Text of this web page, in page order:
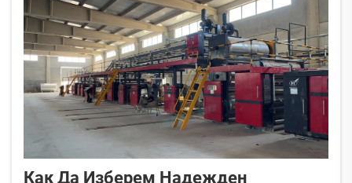
висококачествени кашони, отпадъци...
Как Да Изберем Надежден